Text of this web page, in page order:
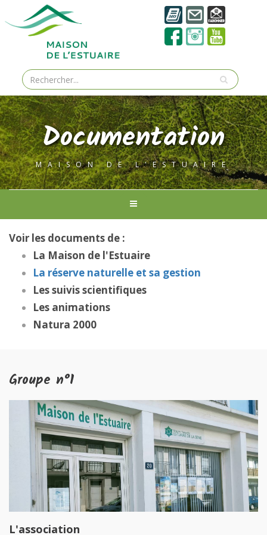
Documentation
MAISON DE L'ESTUAIRE
Voir les documents de :
La Maison de l'Estuaire
La réserve naturelle et sa gestion
Les suivis scientifiques
Les animations
Natura 2000
Groupe n°1
L'association